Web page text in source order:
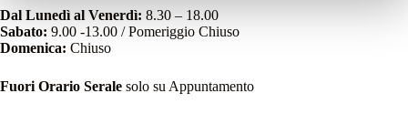
Dal Lunedì al Venerdì: 8.30 – 18.00
Sabato: 9.00 -13.00 / Pomeriggio Chiuso
Domenica: Chiuso
Fuori Orario Serale solo su Appuntamento